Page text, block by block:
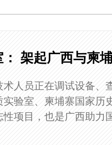
架起广西与柬
术人员正在调试设备
验室、柬埔寨国家历
项目，也是广西助力